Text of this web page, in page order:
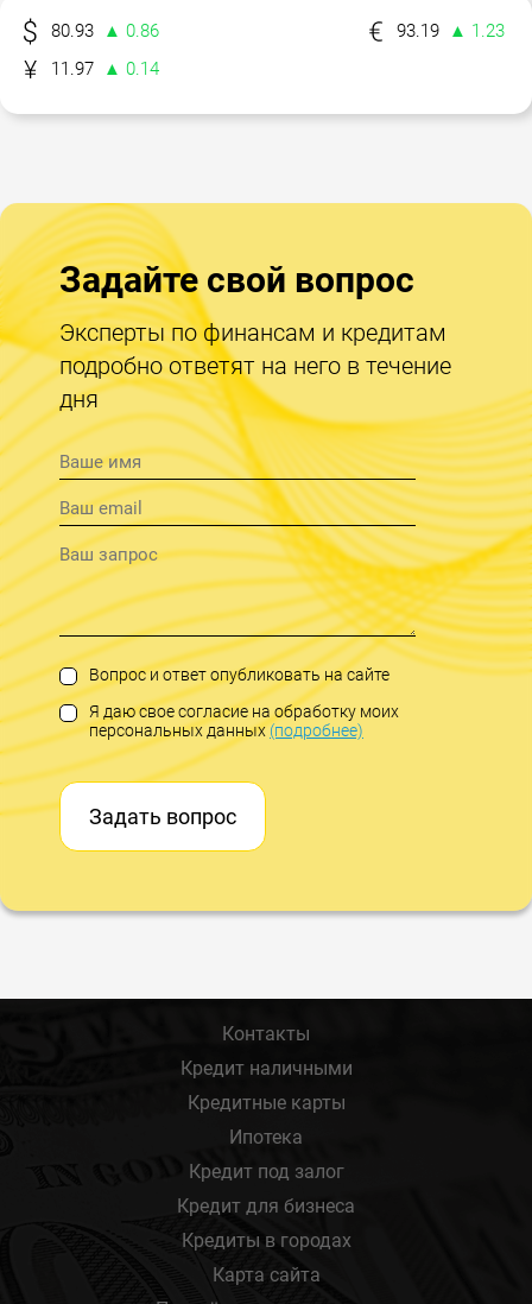
80.93 ▲ 0.86 93.19
▲ 1.23
11.97
▲ 0.14
Задайте свой вопрос
Эксперты по финансам и кредитам
подробно ответят на него в течение
дня
Вопрос и ответ опубликовать на сайте
Я даю свое согласие на обработку моих
персональных данных(подробнее)
Задать вопрос
Контакты
Кредит наличными
Кредитные карты
Ипотека
Кредит под залог
Кредит для бизнеса
Кредиты в городах
Карта сайта